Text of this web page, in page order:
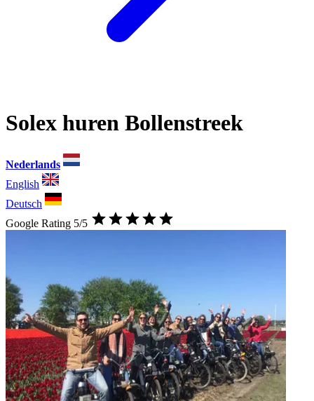
Solex huren Bollenstreek
Nederlands
English
Deutsch
Google Rating 5/5